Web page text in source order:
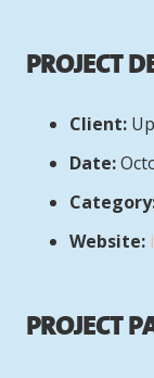
Project
Client:
Date:
Website:
Project